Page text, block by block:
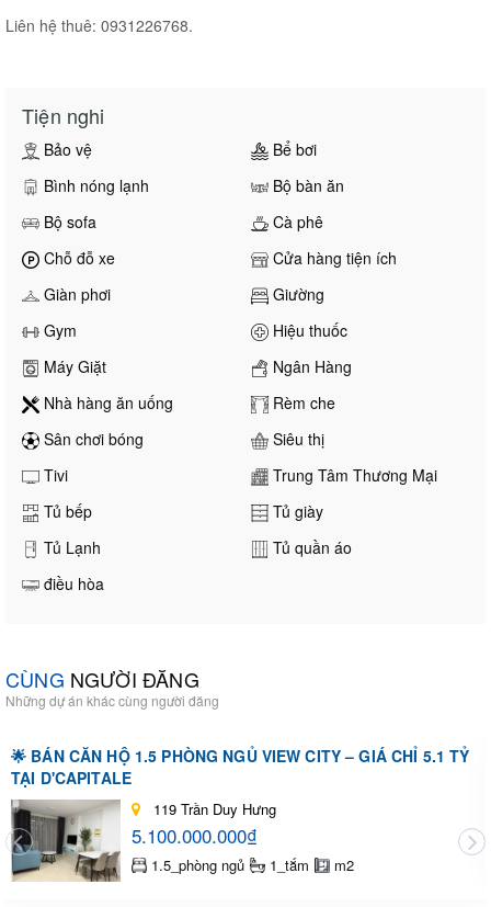
Liên hệ thuê: 0931226768.
Tiện nghi
Bảo vệ
Bể bơi
Bình nóng lạnh
Bộ bàn ăn
Bộ sofa
Cà phê
Chỗ đỗ xe
Cửa hàng tiện ích
Giàn phơi
Giường
Gym
Hiệu thuốc
Máy Giặt
Ngân Hàng
Nhà hàng ăn uống
Rèm che
Sân chơi bóng
Siêu thị
Tivi
Trung Tâm Thương Mại
Tủ bếp
Tủ giày
Tủ Lạnh
Tủ quần áo
điều hòa
CÙNG NGƯỜI ĐĂNG
Những dự án khác cùng người đăng
🌟 BÁN CĂN HỘ 1.5 PHÒNG NGỦ VIEW CITY – GIÁ CHỈ 5.1 TỶ
TẠI D'CAPITALE
119 Trần Duy Hưng
5.100.000.000₫
1.5_phòng ngủ 1_tắm m2